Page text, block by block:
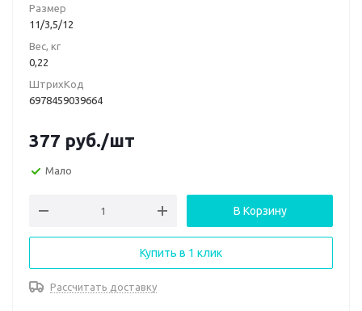
Размер
11/3,5/12
Вес, кг
0,22
ШтрихКод
6978459039664
377 руб./шт
Мало
В Корзину
Купить в 1 клик
Рассчитать доставку